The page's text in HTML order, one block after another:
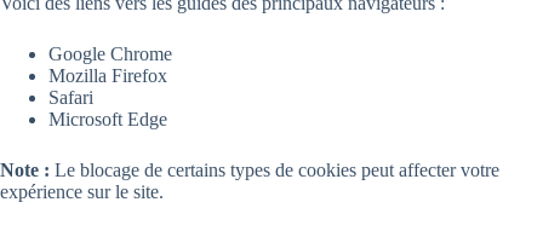
Google Chrome
Mozilla Firefox
Safari
Microsoft Edge
Note : Le blocage de certains types de cookies peut affecter votre
expérience sur le site.